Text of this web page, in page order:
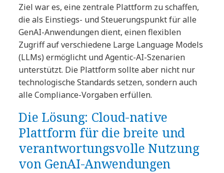
Ziel war es, eine zentrale Plattform zu schaffen,
die als Einstiegs- und Steuerungspunkt für alle
GenAI-Anwendungen dient, einen flexiblen
Zugriff auf verschiedene Large Language Models
(LLMs) ermöglicht und Agentic-AI-Szenarien
unterstützt. Die Plattform sollte aber nicht nur
technologische Standards setzen, sondern auch
alle Compliance-Vorgaben erfüllen.
Die Lösung: Cloud-native
Plattform für die breite und
verantwortungsvolle Nutzung
von GenAI-Anwendungen